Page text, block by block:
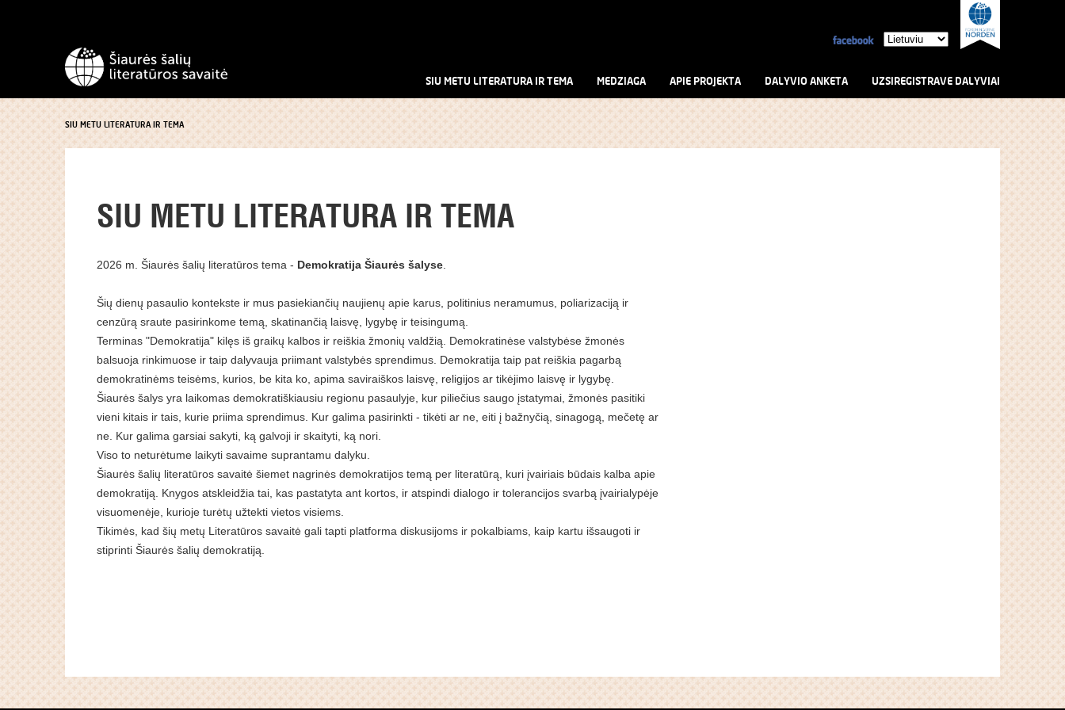
SIU METU LITERATURA IR TEMA MEDZIAGA APIE PROJEKTA DALYVIO ANKETA UZSIREGISTRAVE DALYVIAI
SIU METU LITERATURA IR TEMA
SIU METU LITERATURA IR TEMA
2026 m. Šiaurės šalių literatūros tema - Demokratija Šiaurės šalyse
Šių dienų pasaulio kontekste ir mus pasiekiančių naujienų apie karus, politinius neramumus, poliarizaciją ir
cenzūrą sraute pasirinkome temą, skatinančią laisvę, lygybę ir teisingumą.
Terminas "Demokratija" kilęs iš graikų kalbos ir reiškia žmonių valdžią. Demokratinėse valstybėse žmonės
balsuoja rinkimuose ir taip dalyvauja priimant valstybės sprendimus. Demokratija taip pat reiškia pagarbą
demokratinėms teisėms, kurios, be kita ko, apima saviraiškos laisvę, religijos ar tikėjimo laisvę ir lygybę.
Šiaurės šalys yra laikomas demokratiškiausiu regionu pasaulyje, kur piliečius saugo įstatymai, žmonės pasitiki
vieni kitais ir tais, kurie priima sprendimus. Kur galima pasirinkti - tikėti ar ne, eiti į bažnyčią, sinagogą, mečetę ar
ne. Kur galima garsiai sakyti, ką galvoji ir skaityti, ką nori.
Viso to neturėtume laikyti savaime suprantamu dalyku.
Šiaurės šalių literatūros savaitė šiemet nagrinės demokratijos temą per literatūrą, kuri įvairiais būdais kalba apie
demokratiją. Knygos atskleidžia tai, kas pastatyta ant kortos, ir atspindi dialogo ir tolerancijos svarbą įvairialypėje
visuomenėje, kurioje turėtų užtekti vietos visiems.
Tikimės, kad šių metų Literatūros savaitė gali tapti platforma diskusijoms ir pokalbiams, kaip kartu išsaugoti ir
stiprinti Šiaurės šalių demokratiją.